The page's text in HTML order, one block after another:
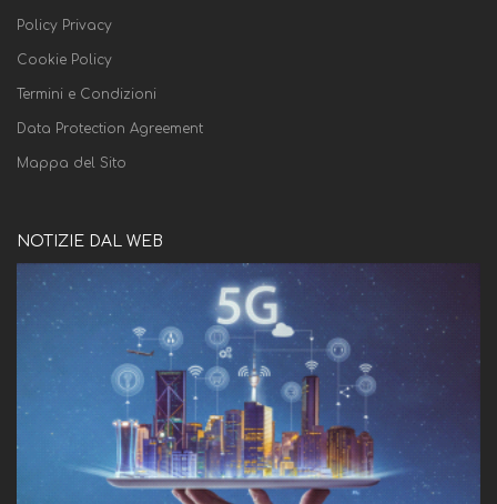
Policy Privacy
Cookie Policy
Termini e Condizioni
Data Protection Agreement
Mappa del Sito
NOTIZIE DAL WEB